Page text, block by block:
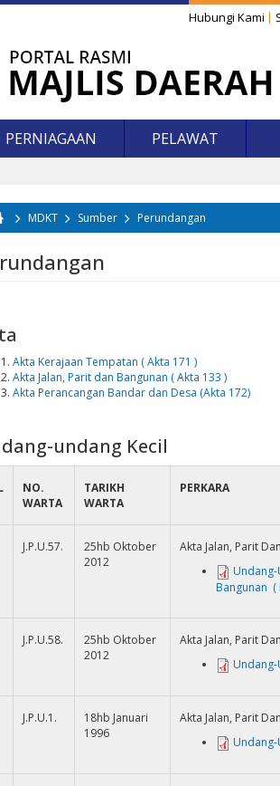
Hubungi Kami
PERNIAGAAN PELAWAT
di sini
MDKT Sumber Perundangan
Akta Kerajaan Tempatan ( Akta 171 )
Akta Jalan, Parit dan Bangunan ( Akta 133 )
Akta Perancangan Bandar dan Desa (Akta 172)
undang Kecil
NO.
WARTA
TARIKH
WARTA
PERKARA
J.P.U.57.
25hb Oktober
2012
Akta Jalan, Parit
Undang-
Bangunan (
J.P.U.58.
25hb Oktober
2012
Akta Jalan, Parit
J.P.U.1.
18hb Januari
1996
Akta Jalan, Parit
Undang-